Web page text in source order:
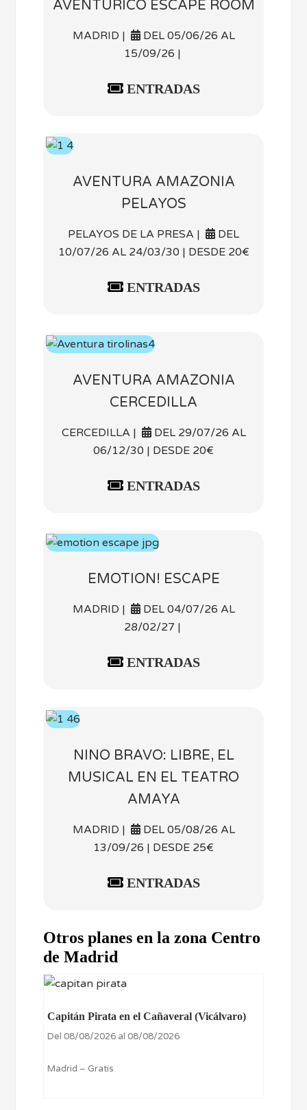
AVENTURICO ESCAPE ROOM
MADRID |
DEL 05/06/26 AL
15/09/26 |
ENTRADAS
AVENTURA AMAZONIA
PELAYOS
PELAYOS DE LA PRESA |
DEL
10/07/26 AL 24/03/30 | DESDE 20€
ENTRADAS
AVENTURA AMAZONIA
CERCEDILLA
CERCEDILLA |
DEL 29/07/26 AL
06/12/30 | DESDE 20€
ENTRADAS
EMOTION! ESCAPE
MADRID |
DEL 04/07/26 AL
28/02/27 |
ENTRADAS
NINO BRAVO: LIBRE, EL
MUSICAL EN EL TEATRO
AMAYA
MADRID |
DEL 05/08/26 AL
13/09/26 | DESDE 25€
ENTRADAS
Otros planes en la zona Centro
de Madrid
Capitán Pirata en el Cañaveral (Vicálvaro)
Del 08/08/2026 al 08/08/2026
Madrid – Gratis